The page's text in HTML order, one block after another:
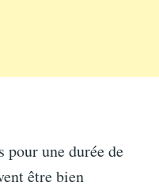
une durée de
être bien